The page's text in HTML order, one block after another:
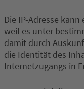
Die IP-Adresse
weil es unter
damit durch
die Identität des
Internetzugangs in